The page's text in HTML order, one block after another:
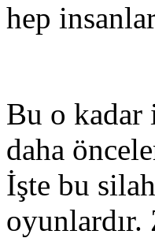
hep
Bu o kadar
daha
İşte bu
oyunlardır.